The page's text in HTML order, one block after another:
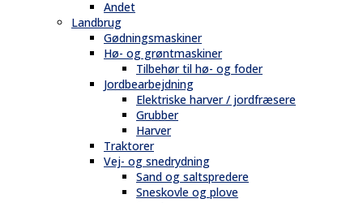
Andet
Landbrug
Gødningsmaskiner
Hø- og grøntmaskiner
Tilbehør til hø- og foder
Jordbearbejdning
Elektriske harver / jordfræsere
Grubber
Harver
Traktorer
Vej- og snedrydning
Sand og saltspredere
Sneskovle og plove